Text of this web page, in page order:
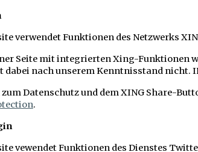
verwendet Funktionen des Netzwerks
Seite mit integrierten Xing-Funktionen
dabei nach unserem Kenntnisstand nicht.
Datenschutz und dem XING Share-
.
vewendet Funktionen des Dienstes